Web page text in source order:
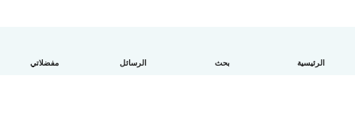
الرئيسية بحث الرسائل مفضلاتي